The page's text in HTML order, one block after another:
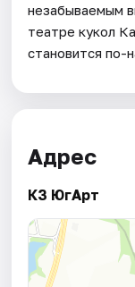
незабываемым
театре кукол
становится по-
Адрес
КЗ ЮгАрт